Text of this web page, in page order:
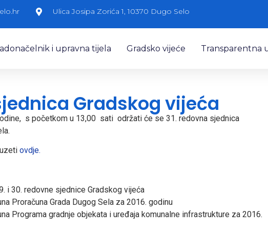
Ulica Josipa Zorića 1, 10370 Dugo Selo
i upravna tijela Gradsko vijeće Transparentna
Gradskog vijeća
s početkom u 13,00 sati održati će se 31. redovna sjednica
ovdje.
i 30. redovne sjednice Gradskog vijeća
Proračuna Grada Dugog Sela za 2016. godinu
Programa gradnje objekata i uređaja komunalne infrastrukture za 2016.